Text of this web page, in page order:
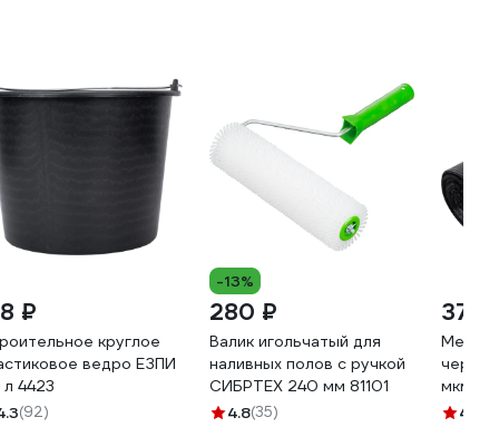
₽
круглое
ведро ЕЗПИ
4423
(92)
-13%
280 ₽
Валик игольчатый для
наливных полов с ручкой
СИБРТЕХ 240 мм 81101
4.8(35)
372
Мешки
мкм;
ООО
4.7